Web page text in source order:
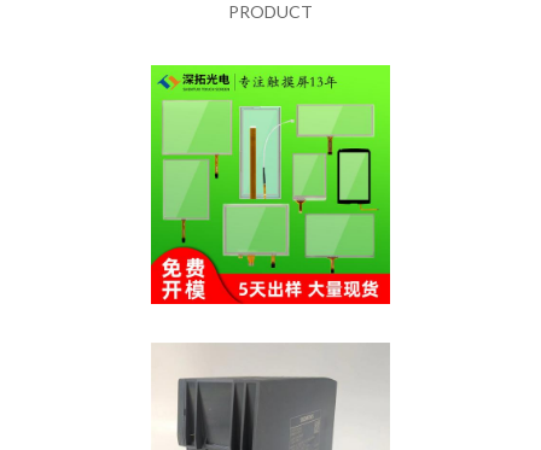
PRODUCT